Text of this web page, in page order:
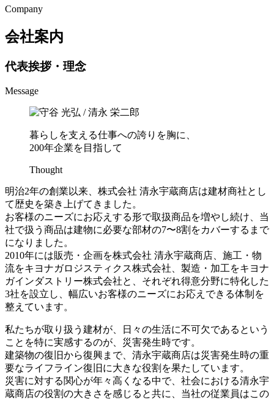
Company
会社案内
代表挨拶・理念
Message
暮らしを支える仕事への誇りを胸に、
200年企業を目指して
Thought
明治2年の創業以来、株式会社 清永宇蔵商店は建材商社とし
て歴史を築き上げてきました。
お客様のニーズにお応えする形で取扱商品を増やし続け、当
社で扱う商品は建物に必要な部材の7〜8割をカバーするまで
になりました。
2010年には販売・企画を株式会社 清永宇蔵商店、施工・物
流をキヨナガロジスティクス株式会社、製造・加工をキヨナ
ガインダストリー株式会社と、それぞれ得意分野に特化した
3社を設立し、幅広いお客様のニーズにお応えできる体制を
整えています。
私たちが取り扱う建材が、日々の生活に不可欠であるという
ことを特に実感するのが、災害発生時です。
建築物の復旧から復興まで、清永宇蔵商店は災害発生時の重
要なライフライン復旧に大きな役割を果たしています。
災害に対する関心が年々高くなる中で、社会における清永宇
蔵商店の役割の大きさを感じると共に、当社の従業員はこの